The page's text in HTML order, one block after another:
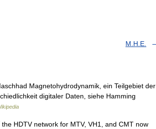
M.H.E.
Magnetohydrodynamik, ein Teilgebiet der
digitaler Daten, siehe Hamming
HDTV network for MTV, VH1, and CMT now